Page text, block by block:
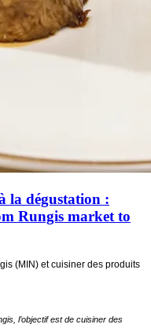
la dégustation :
Rungis market to
(MIN) et cuisiner des produits
l’objectif est de cuisiner des